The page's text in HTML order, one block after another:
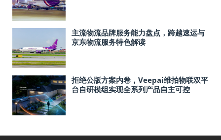
​主流物流品牌服务能力盘点，跨越速运与
京东物流服务特色解读
拒绝公版方案内卷，Veepai维拍物联双平
台自研模组实现全系列产品自主可控